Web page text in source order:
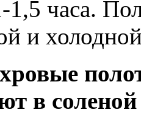
часа.
и
в соленой